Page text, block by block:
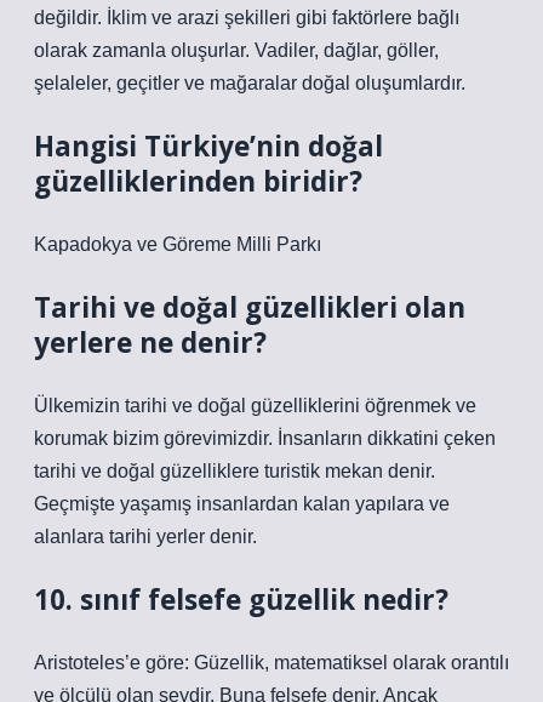
değildir. İklim ve arazi şekilleri gibi faktörlere bağlı
olarak zamanla oluşurlar. Vadiler, dağlar, göller,
şelaleler, geçitler ve mağaralar doğal oluşumlardır.
Hangisi Türkiye’nin doğal
güzelliklerinden biridir?
Kapadokya ve Göreme Milli Parkı
Tarihi ve doğal güzellikleri olan
yerlere ne denir?
Ülkemizin tarihi ve doğal güzelliklerini öğrenmek ve
korumak bizim görevimizdir. İnsanların dikkatini çeken
tarihi ve doğal güzelliklere turistik mekan denir.
Geçmişte yaşamış insanlardan kalan yapılara ve
alanlara tarihi yerler denir.
10. sınıf felsefe güzellik nedir?
Aristoteles’e göre: Güzellik, matematiksel olarak orantılı
ve ölçülü olan şeydir. Buna felsefe denir. Ancak